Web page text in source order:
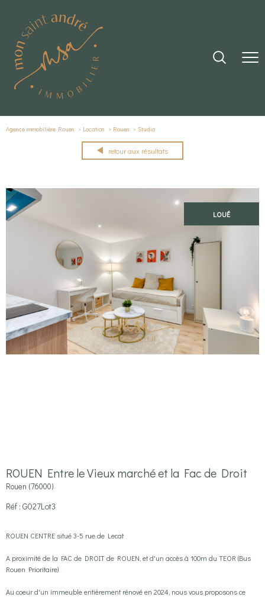
Agence immobilière Rouen Location Rouen Studio
retour aux résultats
LOUÉ
ROUEN Entre le Vieux marché et la Fac de Droit
Rouen (76000)
Réf : G027Lot3
ROUEN CENTRE situé 3-5 rue de Lecat
A proximité de la FAC de DROIT de ROUEN, et d'un accès à 100m du TEOR (Bus
Rouen Prioritaire)
Au coeur d'un immeuble entièrement rénové en 2024, nous vous proposons ce